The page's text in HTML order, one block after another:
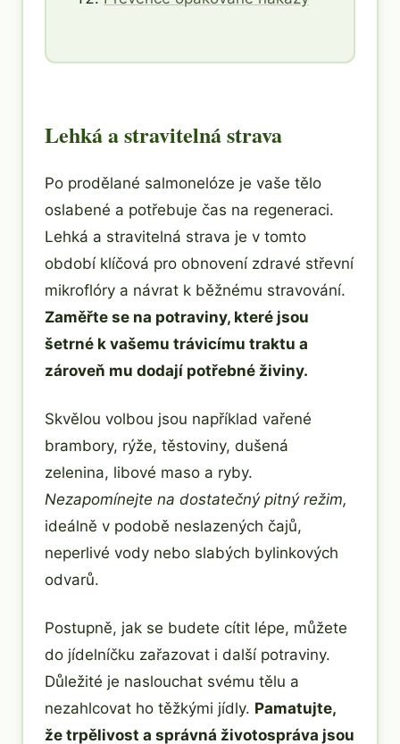
Lehká a stravitelná strava
Po prodělané salmonelóze je vaše tělo
oslabené a potřebuje čas na regeneraci.
Lehká a stravitelná strava je v tomto
období klíčová pro obnovení zdravé střevní
mikroflóry a návrat k běžnému stravování.
Zaměřte se na potraviny, které jsou
šetrné k vašemu trávicímu traktu a
zároveň mu dodají potřebné živiny.
Skvělou volbou jsou například vařené
brambory, rýže, těstoviny, dušená
zelenina, libové maso a ryby.
Nezapomínejte na dostatečný pitný režim,
ideálně v podobě neslazených čajů,
neperlivé vody nebo slabých bylinkových
odvarů.
Postupně, jak se budete cítit lépe, můžete
do jídelníčku zařazovat i další potraviny.
Důležité je naslouchat svému tělu a
nezahlcovat ho těžkými jídly. Pamatujte,
že trpělivost a správná životospráva jsou